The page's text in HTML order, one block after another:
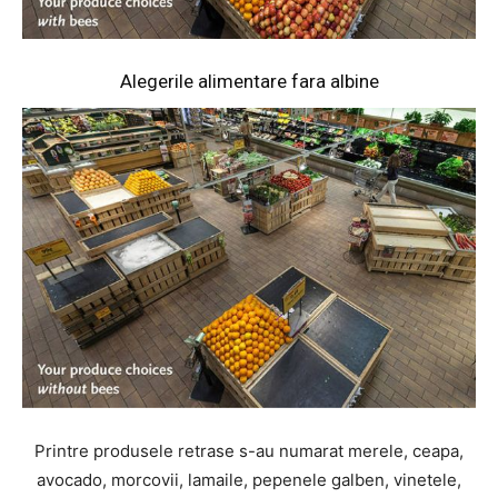
Alegerile alimentare fara albine
Printre produsele retrase s-au numarat merele, ceapa,
avocado, morcovii, lamaile, pepenele galben, vinetele,